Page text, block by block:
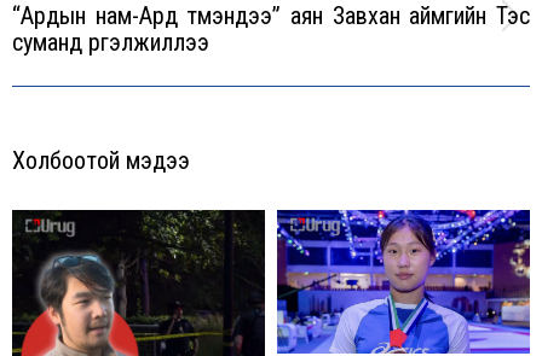
Next
“Ардын нам-Ард түмэндээ” аян Завхан аймгийн Тэс
суманд үргэлжиллээ
Холбоотой мэдээ